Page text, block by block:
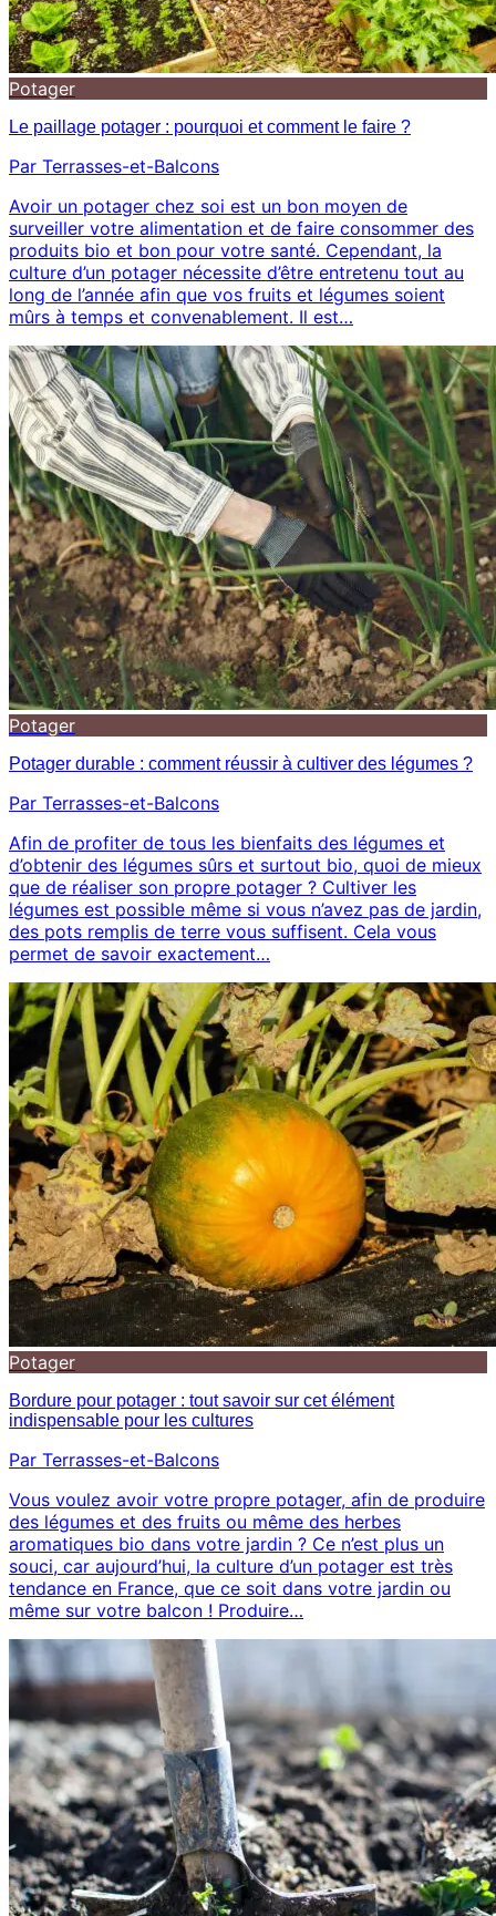
Potager
Le paillage potager : pourquoi et comment le faire ?
Par Terrasses-et-Balcons
Avoir un potager chez soi est un bon moyen de
surveiller votre alimentation et de faire consommer des
produits bio et bon pour votre santé. Cependant, la
culture d’un potager nécessite d’être entretenu tout au
long de l’année afin que vos fruits et légumes soient
mûrs à temps et convenablement. Il est…
Potager
Potager durable : comment réussir à cultiver des légumes ?
Par Terrasses-et-Balcons
Afin de profiter de tous les bienfaits des légumes et
d’obtenir des légumes sûrs et surtout bio, quoi de mieux
que de réaliser son propre potager ? Cultiver les
légumes est possible même si vous n’avez pas de jardin,
des pots remplis de terre vous suffisent. Cela vous
permet de savoir exactement…
Potager
Bordure pour potager : tout savoir sur cet élément
indispensable pour les cultures
Par Terrasses-et-Balcons
Vous voulez avoir votre propre potager, afin de produire
des légumes et des fruits ou même des herbes
aromatiques bio dans votre jardin ? Ce n’est plus un
souci, car aujourd’hui, la culture d’un potager est très
tendance en France, que ce soit dans votre jardin ou
même sur votre balcon ! Produire…